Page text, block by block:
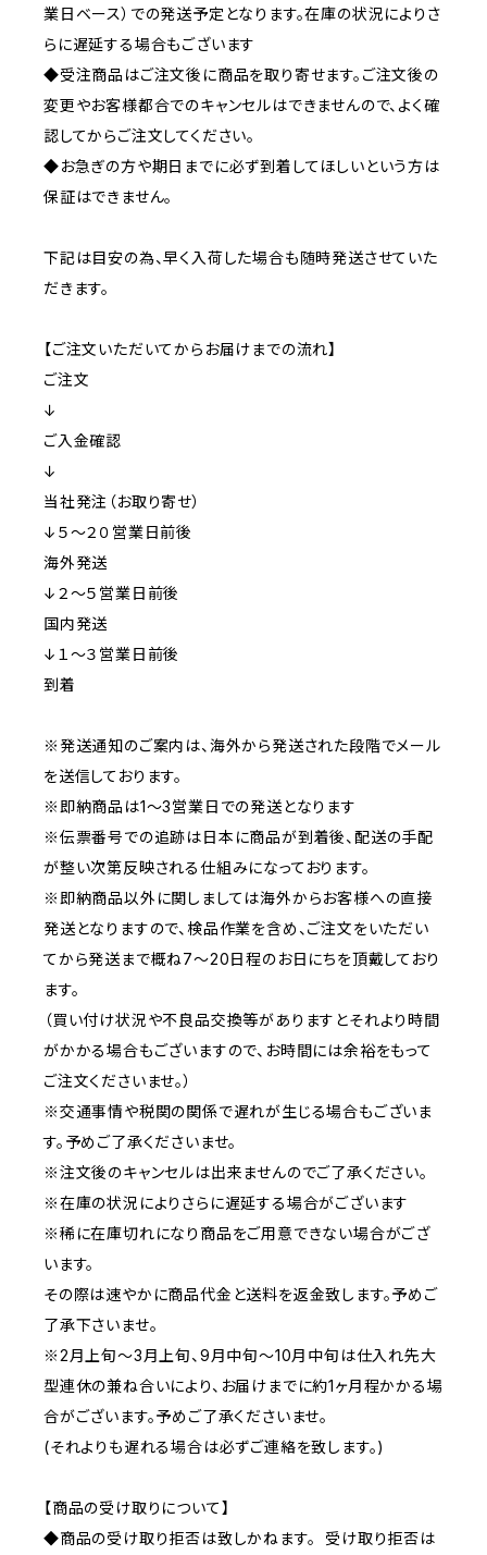
業日ベース）での発送予定となります。在庫の状況によりさ
らに遅延する場合もございます
◆受注商品はご注文後に商品を取り寄せます。ご注文後の
変更やお客様都合でのキャンセルはできませんので、よく確
認してからご注文してください。
◆お急ぎの方や期日までに必ず到着してほしいという方は
保証はできません。
下記は目安の為、早く入荷した場合も随時発送させていた
だきます。
【ご注文いただいてからお届けまでの流れ】
ご注文
↓
ご入金確認
↓
当社発注（お取り寄せ）
↓５〜２０営業日前後
海外発送
↓２〜５営業日前後
国内発送
↓１〜３営業日前後
到着
※発送通知のご案内は、海外から発送された段階でメール
を送信しております。
※即納商品は1～3営業日での発送となります
※伝票番号での追跡は日本に商品が到着後、配送の手配
が整い次第反映される仕組みになっております。
※即納商品以外に関しましては海外からお客様への直接
発送となりますので、検品作業を含め、ご注文をいただい
てから発送まで概ね7～20日程のお日にちを頂戴しており
ます。
（買い付け状況や不良品交換等がありますとそれより時間
がかかる場合もございますので、お時間には余裕をもって
ご注文くださいませ。）
※交通事情や税関の関係で遅れが生じる場合もございま
す。予めご了承くださいませ。
※注文後のキャンセルは出来ませんのでご了承ください。
※在庫の状況によりさらに遅延する場合がございます
※稀に在庫切れになり商品をご用意できない場合がござ
います。
その際は速やかに商品代金と送料を返金致します。予めご
了承下さいませ。
※2月上旬～3月上旬、9月中旬～10月中旬は仕入れ先大
型連休の兼ね合いにより、お届けまでに約1ヶ月程かかる場
合がございます。予めご了承くださいませ。
(それよりも遅れる場合は必ずご連絡を致します。)
【商品の受け取りについて】
◆商品の受け取り拒否は致しかねます。 受け取り拒否は